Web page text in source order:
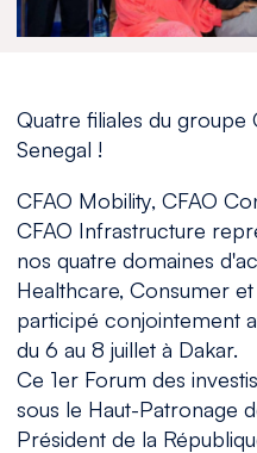
Quatre filiales du groupe
Senegal !
CFAO Mobility, CFAO
CFAO Infrastructure
nos quatre domaines
Healthcare, Consumer
participé conjointement
du 6 au 8 juillet à Dakar.
Ce 1er Forum des
sous le Haut-Patronage
Président de la